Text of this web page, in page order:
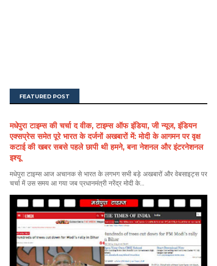
FEATURED POST
मधेपुरा टाइम्स की चर्चा द वीक, टाइम्स ऑफ इंडिया, जी न्यूज, इंडियन
एक्सप्रेस समेत पूरे भारत के दर्जनों अखबारों में: मोदी के आगमन पर वृक्ष
कटाई की खबर सबसे पहले छापी थी हमने, बना नेशनल और इंटरनेशनल
इश्यू
मधेपुरा टाइम्स आज अचानक से भारत के लगभग सभी बड़े अखबारों और वेबसाइट्स पर
चर्चा में उस समय आ गया जब प्रधानमंत्री नरेंद्र मोदी के...